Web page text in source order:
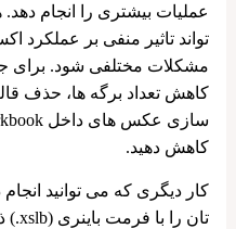
تواند تاثیر منفی بر عملکرد
مشکلات مختلفی شود. برای
کاهش تعداد برگه‌ ها، حذف
کاهش دهید.
کار دیگری که می توانید
تان را با فرمت باینری (xslb.) ذخیره کنید. برای انجام این کار: